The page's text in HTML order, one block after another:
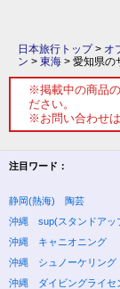
日本旅行トップ> オ
ン > 東海 > 愛知県の
※掲載中の商品
ださい。
※お問い合わせ
注目ワード：
静岡(熱海) 陶芸
沖縄 sup(スタンドアッ
沖縄 キャニオニング
沖縄 シュノーケリング
沖縄 ダイビングライ